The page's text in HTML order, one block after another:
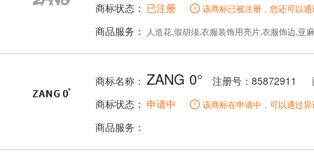
商标状态： 已注册 该商标已被注册，您还可以
商品服务： 人造花,假胡须,衣服装饰用亮片,衣服饰边,亚麻织品
商标名称： ZANG 0° 注册号：85872911
商标状态： 申请中 该商标在申请中，可以通过
商品服务：